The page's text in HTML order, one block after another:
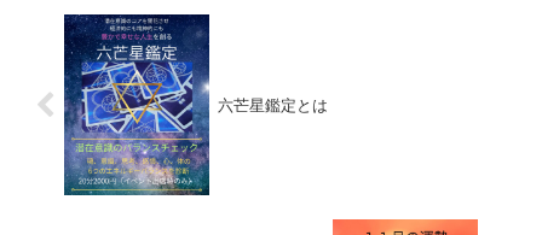
六芒星鑑定とは